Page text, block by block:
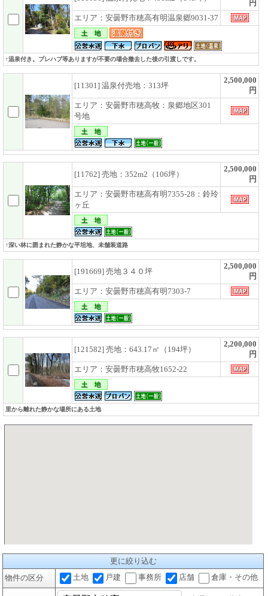
円
エリア：安曇野市穂高有明温泉郷9031-37
↑温泉付き。プレハブ等ありますが不要の場合撤去した後の引渡しです。
[11301] 温泉付売地：313坪
2,500,000
円
エリア：安曇野市穂高牧：泉郷地区301
号地
[11762] 売地：352m2（106坪）
2,500,000
円
エリア：安曇野市穂高有明7355-28：鈴玲
ヶ丘
↑深い林に囲まれた静かな平坦地、未舗装道路
[191669] 売地３４０坪
2,500,000
円
エリア：安曇野市穂高有明7303-7
[121582] 売地：643.17㎡（194坪）
2,200,000
円
エリア：安曇野市穂高牧1652-22
里から離れた静かな場所にある土地
更に絞り込む
物件の区分
土地 戸建 事務所 店舗 倉庫・その他